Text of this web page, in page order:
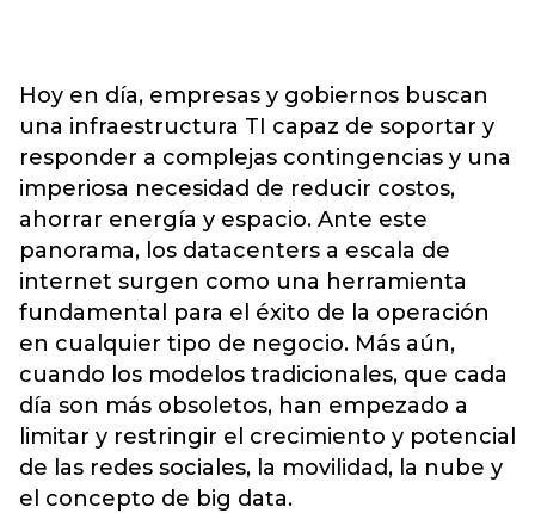
Hoy en día, empresas y gobiernos buscan
una infraestructura TI capaz de soportar y
responder a complejas contingencias y una
imperiosa necesidad de reducir costos,
ahorrar energía y espacio. Ante este
panorama, los datacenters a escala de
internet surgen como una herramienta
fundamental para el éxito de la operación
en cualquier tipo de negocio. Más aún,
cuando los modelos tradicionales, que cada
día son más obsoletos, han empezado a
limitar y restringir el crecimiento y potencial
de las redes sociales, la movilidad, la nube y
el concepto de big data.